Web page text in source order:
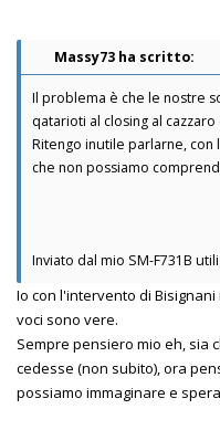
Massy73 ha scritto:
Il problema è che le nostre
qatarioti al closing al
Ritengo inutile parlarne, con
che non possiamo
Inviato dal mio SM-F731B
Io con l'intervento di
voci sono vere.
Sempre pensiero mio eh, sia
cedesse (non subito), ora
possiamo immaginare e